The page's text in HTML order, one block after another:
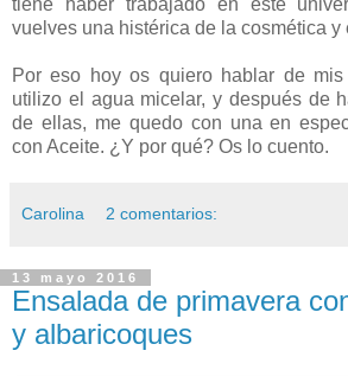
tiene haber trabajado en este
vuelves una histérica de la cosmética
Por eso hoy os quiero hablar de
utilizo el agua micelar, y después de
de ellas, me quedo con una en
con Aceite. ¿Y por qué? Os lo cuento.
Carolina 2 comentarios:
13 mayo 2016
Ensalada de primavera
y albaricoques